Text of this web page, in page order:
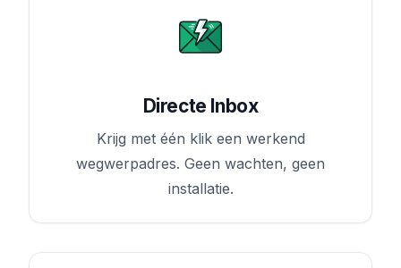
Directe Inbox
Krijg met één klik een werkend
wegwerpadres. Geen wachten, geen
installatie.